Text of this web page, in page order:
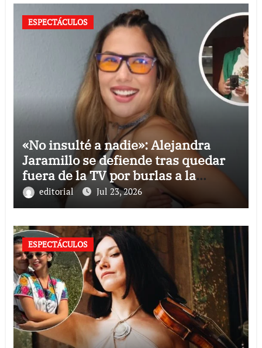
ESPECTÁCULOS
«No insulté a nadie»: Alejandra
Jaramillo se defiende tras quedar
fuera de la TV por burlas a la
Selección Mexicana
editorial Jul 23, 2026
ESPECTÁCULOS